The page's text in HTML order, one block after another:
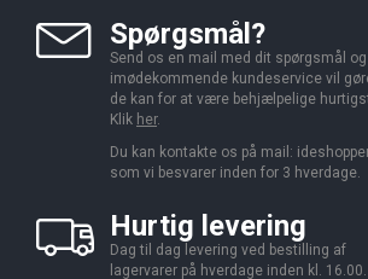
Spørgsmål?
Send os en mail med dit spørgsmål
imødekommende kundeservice vil
de kan for at være behjælpelige
Klik her.
Du kan kontakte os på mail:
som vi besvarer inden for 3 hverdage.
Hurtig levering
Dag til dag levering ved bestilling af
lagervarer på hverdage inden kl. 16.00.